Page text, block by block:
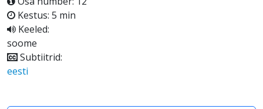
Kestus: 5 min
Keeled:
soome
Subtiitrid:
eesti